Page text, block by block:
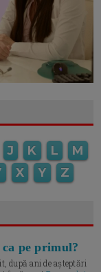
J K L
M
X Y Z
pe primul?
după ani de așteptări